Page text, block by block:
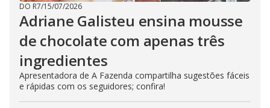
DO R7/15/07/2026
Adriane Galisteu ensina mousse
de chocolate com apenas três
ingredientes
Apresentadora de A Fazenda compartilha sugestões fáceis
e rápidas com os seguidores; confira!